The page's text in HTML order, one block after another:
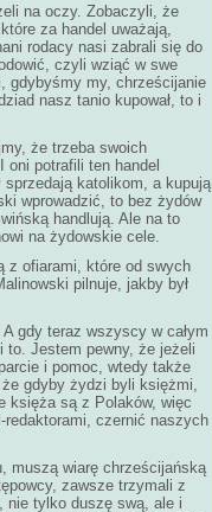
na oczy. Zobaczyli, że
za handel uważają,
rodacy nasi zabrali się do
czyli wziąć w swe
gdybyśmy my, chrześcijanie
nasz tanio kupował, to i
że trzeba swoich
potrafili ten handel
katolikom, a kupują
wprowadzić, to bez żydów
handlują. Ale na to
na żydowskie cele.
z ofiarami, które od swych
pilnuje, jakby był
A gdy teraz wszyscy w całym
to. Jestem pewny, że jeżeli
i pomoc, wtedy także
że gdyby żydzi byli księżmi,
księża są z Polaków, więc
czernić naszych
muszą wiarę chrześcijańską
zawsze trzymali z
nie tylko duszę swą, ale i